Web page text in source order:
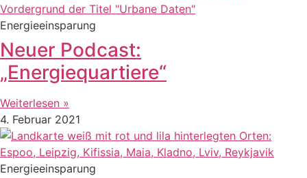
Energieeinsparung
Neuer Podcast:
„Energiequartiere“
Weiterlesen »
4. Februar 2021
Energieeinsparung